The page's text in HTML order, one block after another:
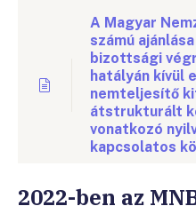
A Magyar
számú
bizottsági
hatályán kívül
nemteljesítő
átstrukturált
vonatkozó
kapcsolatos
2022-ben az